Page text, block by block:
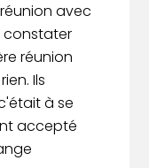
avec
constater
réunion
Ils
à se
accepté